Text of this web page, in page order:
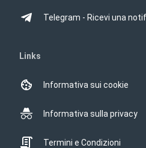
Telegram - Ricevi una
Links
Informativa sui cookie
Informativa sulla privacy
Termini e Condizioni